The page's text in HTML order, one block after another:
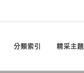
分類索引 精采主題